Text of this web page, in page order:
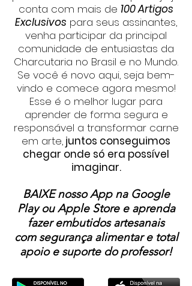
conta com mais de 100 Artigos
Exclusivos para seus assinantes,
venha participar da principal
comunidade de entusiastas da
Charcutaria no Brasil e no Mundo.
Se você é novo aqui, seja bem-
vindo e comece agora mesmo!
Esse é o melhor lugar para
aprender de forma segura e
responsável a transformar carne
em arte, juntos conseguimos
chegar onde só era possível
imaginar.
BAIXE nosso App na Google
Play ou Apple Store e aprenda
fazer embutidos artesanais
com segurança alimentar e total
apoio e suporte do professor!